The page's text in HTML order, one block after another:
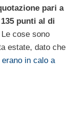
pari a
punti al di
Le cose sono
estate, dato che
in calo a